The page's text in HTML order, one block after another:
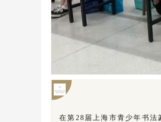
在第28届上海市青少年书